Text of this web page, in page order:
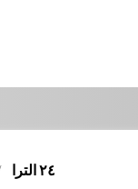
٢٤ الترا